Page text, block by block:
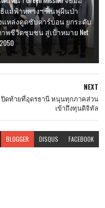
แม่ฟ้าหลวงฯ ฟื้นฟูผืนป่า
แหล่งดูดซับคาร์บอน ยกระดับ
พชีวิตชุมชน สู่เป้าหมาย Net
NEXT
ปิดท้ายที่อุดรธานี หนุนทุกภาคส่วน
เข้าถึงทุนดิจิทัล
BLOGGER DISQUS FACEBOOK